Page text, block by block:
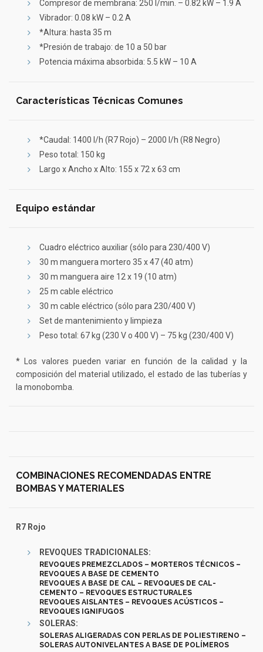
Compresor de membrana: 250 l/min. – 0.82 kW – 1.9 A
Vibrador: 0.08 kW – 0.2 A
*Altura: hasta 35 m
*Presión de trabajo: de 10 a 50 bar
Potencia máxima absorbida: 5.5 kW – 10 A
Características Técnicas Comunes
*Caudal: 1400 l/h (R7 Rojo) – 2000 l/h (R8 Negro)
Peso total: 150 kg
Largo x Ancho x Alto: 155 x 72 x 63 cm
Equipo estándar
Cuadro eléctrico auxiliar (sólo para 230/400 V)
30 m manguera mortero 35 x 47 (40 atm)
30 m manguera aire 12 x 19 (10 atm)
25 m cable eléctrico
30 m cable eléctrico (sólo para 230/400 V)
Set de mantenimiento y limpieza
Peso total: 67 kg (230 V o 400 V) – 75 kg (230/400 V)
* Los valores pueden variar en función de la calidad y la
composición del material utilizado, el estado de las tuberías y
la monobomba.
COMBINACIONES RECOMENDADAS ENTRE
BOMBAS Y MATERIALES
R7 Rojo
REVOQUES TRADICIONALES:
REVOQUES PREMEZCLADOS – MORTEROS TÉCNICOS –
REVOQUES A BASE DE CEMENTO
REVOQUES A BASE DE CAL – REVOQUES DE CAL-
CEMENTO – REVOQUES ESTRUCTURALES
REVOQUES AISLANTES – REVOQUES ACÚSTICOS –
REVOQUES IGNIFUGOS
SOLERAS:
SOLERAS ALIGERADAS CON PERLAS DE POLIESTIRENO –
SOLERAS AUTONIVELANTES A BASE DE POLÍMEROS